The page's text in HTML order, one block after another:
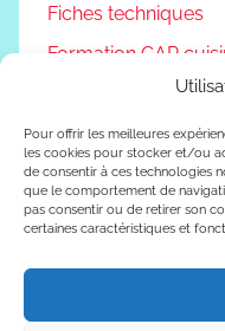
Pour offrir les meilleures
les cookies pour stocker et/ou
de consentir à ces technologies
que le comportement de
pas consentir ou de retirer son
certaines caractéristiques et
Fiches techniques
Formation CAP
Podcast
Reconversion
Vivre autrement